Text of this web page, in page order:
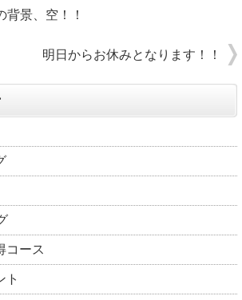
背景、空！！
明日からお休みとなります！！
コース
ト